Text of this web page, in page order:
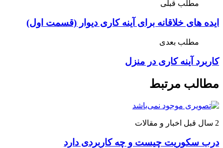
مطلب قبلی
ایده های خلاقانه برای آینه کاری دیوار (قسمت اول)
مطلب بعدی
کاربرد آینه کاری در منزل
مطالب مرتبط
2 سال قبل اخبار و مقالات
درب سکوریت چیست و چه کاربردی دارد